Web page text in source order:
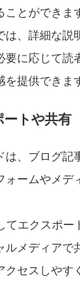
とができま
は、詳細な説
要に応じて読
提供できま
ートや共有
は、ブログ記
ォームやメデ
てエクスポー
メディアで
セスしやす